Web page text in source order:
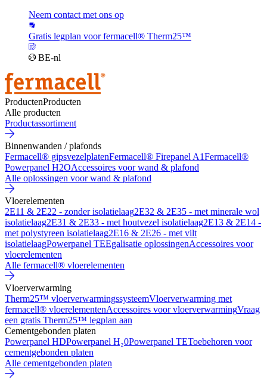
Neem contact met ons op
Gratis legplan voor fermacell® Therm25™
BE-nl
ProductenProducten
Alle producten
Productassortiment
Binnenwanden / plafonds
Fermacell® gipsvezelplatenFermacell® Firepanel A1Fermacell®
Powerpanel H2OAccessoires voor wand & plafond
Alle oplossingen voor wand & plafond
Vloerelementen
2E11 & 2E22 - zonder isolatielaag2E32 & 2E35 - met minerale wol
isolatielaag2E31 & 2E33 - met houtvezel isolatielaag2E13 & 2E14 -
met polystyreen isolatielaag2E16 & 2E26 - met vilt
isolatielaagPowerpanel TEEgalisatie oplossingenAccessoires voor
vloerelementen
Alle fermacell® vloerelementen
Vloerverwarming
Therm25™ vloerverwarmingssysteemVloerverwarming met
fermacell® vloerelementenAccessoires voor vloerverwarmingVraag
een gratis Therm25™ legplan aan
Cementgebonden platen
Powerpanel HDPowerpanel H₂0Powerpanel TEToebehoren voor
cementgebonden platen
Alle cementgebonden platen